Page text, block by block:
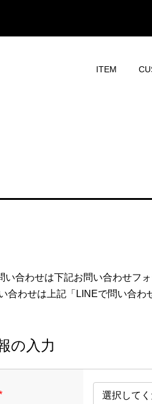
ITEM
い合わせは下記お問い合わせフ
合わせは上記「LINEで問い合
の入力